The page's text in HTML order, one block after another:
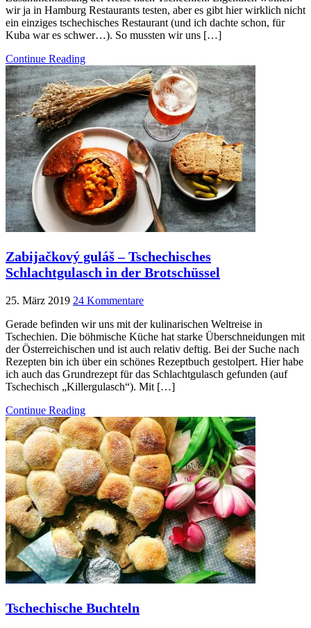
wir ja in Hamburg Restaurants testen, aber es gibt hier wirklich nicht
ein einziges tschechisches Restaurant (und ich dachte schon, für
Kuba war es schwer…). So mussten wir uns […]
Continue Reading
Zabijačkový guláš – Tschechisches
Schlachtgulasch in der Brotschüssel
25. März 2019 24 Kommentare
Gerade befinden wir uns mit der kulinarischen Weltreise in
Tschechien. Die böhmische Küche hat starke Überschneidungen mit
der Österreichischen und ist auch relativ deftig. Bei der Suche nach
Rezepten bin ich über ein schönes Rezeptbuch gestolpert. Hier habe
ich auch das Grundrezept für das Schlachtgulasch gefunden (auf
Tschechisch „Killergulasch“). Mit […]
Continue Reading
Tschechische Buchteln